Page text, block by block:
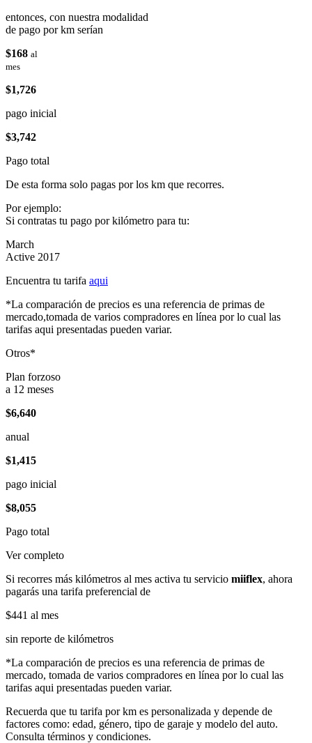
entonces, con nuestra modalidad
de pago por km serían
$168 al
mes
$1,726
pago inicial
$3,742
Pago total
De esta forma solo pagas por los km que recorres.
Por ejemplo:
Si contratas tu pago por kilómetro para tu:
March
Active 2017
Encuentra tu tarifa aqui
*La comparación de precios es una referencia de primas de
mercado,tomada de varios compradores en línea por lo cual las
tarifas aqui presentadas pueden variar.
Otros*
Plan forzoso
a 12 meses
$6,640
anual
$1,415
pago inicial
$8,055
Pago total
Ver completo
Si recorres más kilómetros al mes activa tu servicio miiflex, ahora
pagarás una tarifa preferencial de
$441 al mes
sin reporte de kilómetros
*La comparación de precios es una referencia de primas de
mercado, tomada de varios compradores en línea por lo cual las
tarifas aqui presentadas pueden variar.
Recuerda que tu tarifa por km es personalizada y depende de
factores como: edad, género, tipo de garaje y modelo del auto.
Consulta términos y condiciones.